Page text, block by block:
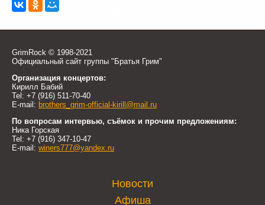
GrimRock © 1998-2021
Официальный сайт группы "Братья Грим"
Организация концертов:
Кирилл Бабий
Tel: +7 (916) 511-70-40
E-mail: brothers_grim-official-kirill@mail.ru
По вопросам интервью, съёмок и прочим предложениям:
Ника Горская
Tel: +7 (916) 347-10-47
E-mail: winers777@yandex.ru
Новости
Афиша